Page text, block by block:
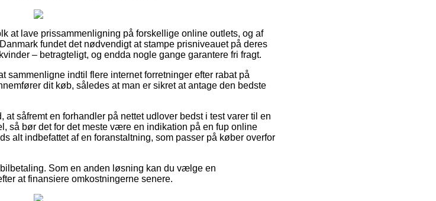
at lave prissammenligning på forskellige online outlets, og af
fundet det nødvendigt at stampe prisniveauet på deres
– betragteligt, og endda nogle gange garantere fri fragt.
indtil flere internet forretninger efter rabat på
dit køb, således at man er sikret at antage den bedste
såfremt en forhandler på nettet udlover bedst i test varer til en
så bør det for det meste være en indikation på en fup online
alt indbefattet af en foranstaltning, som passer på køber overfor
Som en anden løsning kan du vælge en
at finansiere omkostningerne senere.